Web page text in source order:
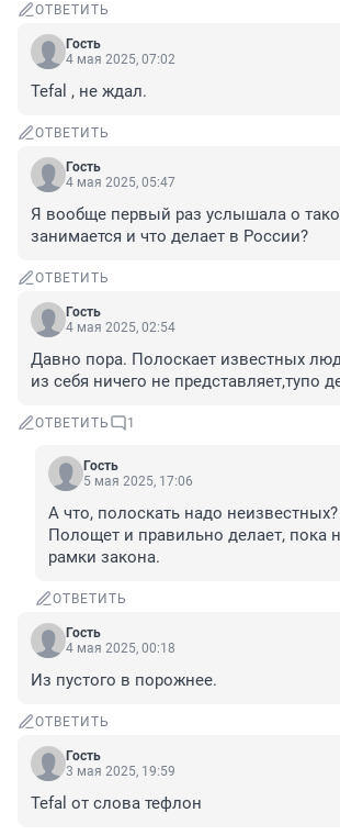
ОТВЕТИТЬ
Гость
4 мая 2025, 07:02
Tefal , не ждал.
ОТВЕТИТЬ
Гость
4 мая 2025, 05:47
Я вообще первый раз услышала о
занимается и что делает в России?
ОТВЕТИТЬ
Гость
4 мая 2025, 02:54
Давно пора. Полоскает известных
из себя ничего не представляет,тупо
ОТВЕТИТЬ 1
Гость
5 мая 2025, 17:06
А что, полоскать надо неизвестных?
Полощет и правильно делает, пока
рамки закона.
ОТВЕТИТЬ
Гость
4 мая 2025, 00:18
Из пустого в порожнее.
ОТВЕТИТЬ
Гость
3 мая 2025, 19:59
Tefal от слова тефлон